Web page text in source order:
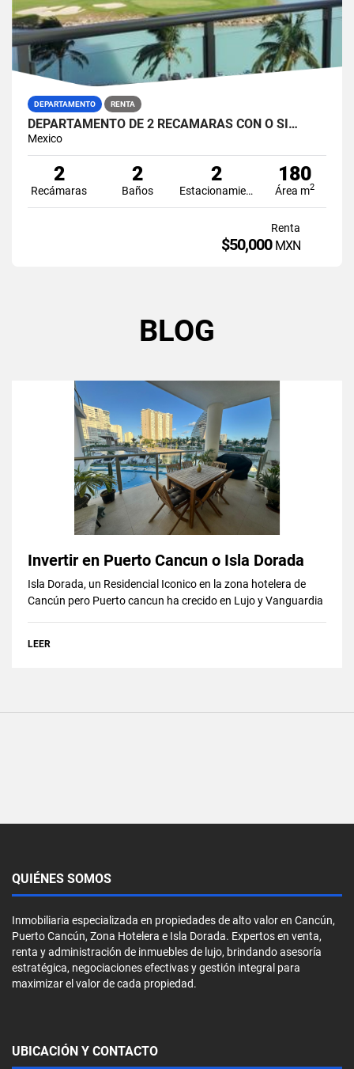
DEPARTAMENTO RENTA
DEPARTAMENTO DE 2 RECAMARAS CON O SI…
Mexico
2
Recámaras
2
Baños
2
Estacionamiento
180
Área m2
Renta
$50,000 MXN
BLOG
Invertir en Puerto Cancun o Isla Dorada
Isla Dorada, un Residencial Iconico en la zona hotelera de
Cancún pero Puerto cancun ha crecido en Lujo y Vanguardia
LEER
QUIÉNES SOMOS
Inmobiliaria especializada en propiedades de alto valor en Cancún,
Puerto Cancún, Zona Hotelera e Isla Dorada. Expertos en venta,
renta y administración de inmuebles de lujo, brindando asesoría
estratégica, negociaciones efectivas y gestión integral para
maximizar el valor de cada propiedad.
UBICACIÓN Y CONTACTO